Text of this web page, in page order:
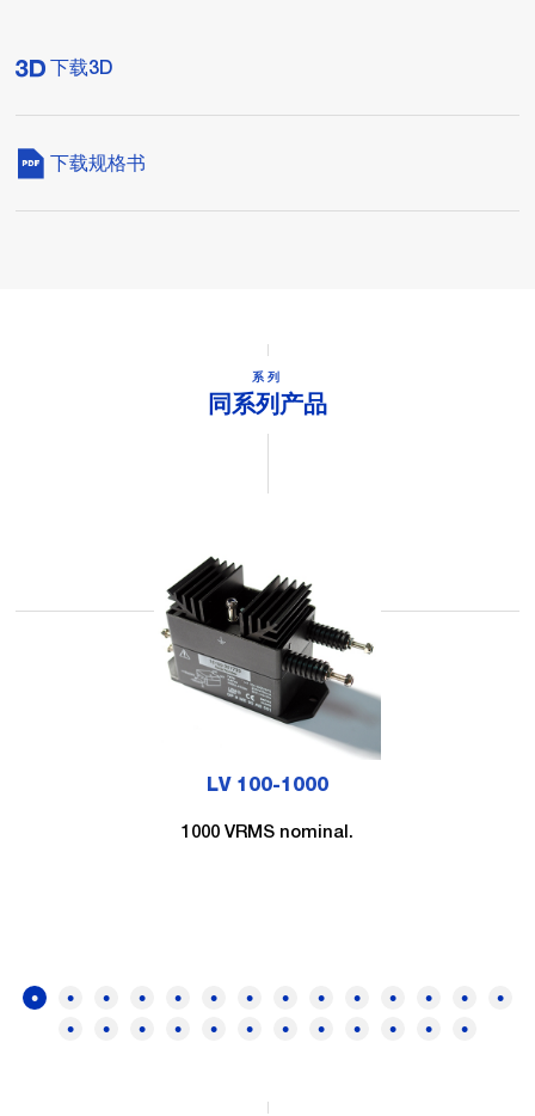
下载3D
下载规格书
系列
同系列产品
LV 100-1000
1000 VRMS nominal.